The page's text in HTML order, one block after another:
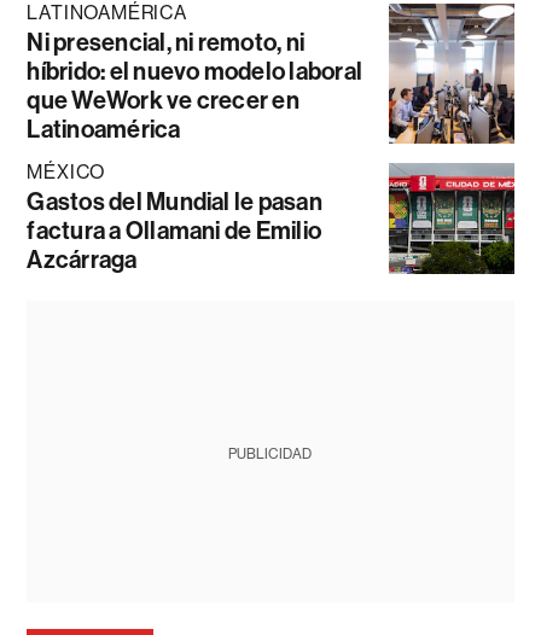
LATINOAMÉRICA
Ni presencial, ni remoto, ni
híbrido: el nuevo modelo laboral
que WeWork ve crecer en
Latinoamérica
MÉXICO
Gastos del Mundial le pasan
factura a Ollamani de Emilio
Azcárraga
PUBLICIDAD